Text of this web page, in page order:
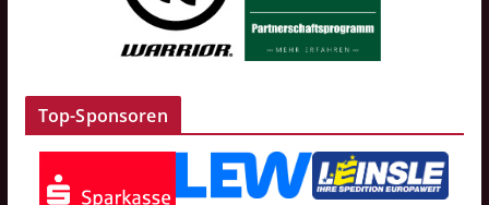
Top-Sponsoren